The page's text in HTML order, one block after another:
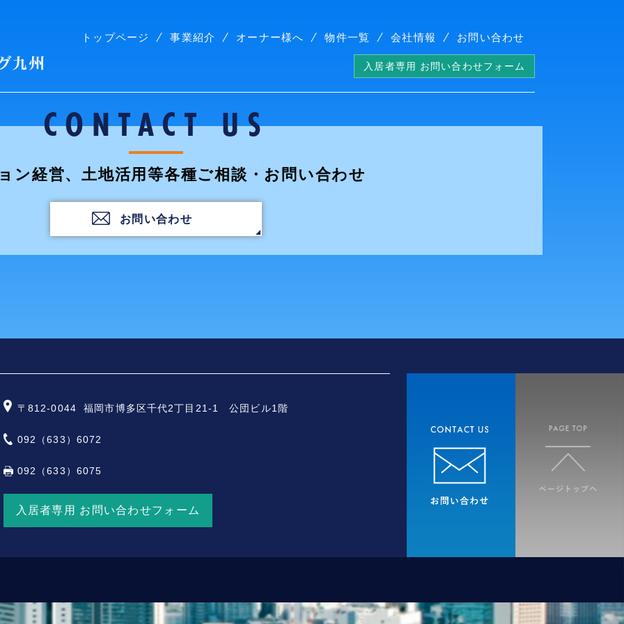
株式会社コープリビング九州
トップページ 事業紹介 オーナー様へ 物件一覧 会社情報 お問い合わせ
入居者専用 お問い合わせフォーム
CONTACT US
ン経営、土地活用等各種ご相談・お問い合わせ
お問い合わせ
〒812-0044 福岡市博多区千代2丁目21-1 公団ビル1階
092（633）6072
092（633）6075
入居者専用 お問い合わせフォーム